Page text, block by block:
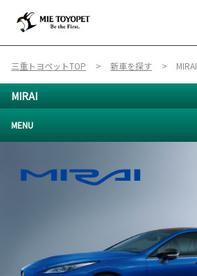
三重トヨペットTOP 新車を探す MIRAI
MIRAI
MENU